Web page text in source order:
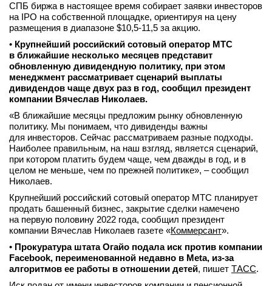
СПБ биржа в настоящее время собирает заявки инвесторов
на IPO на собственной площадке, ориентируя на цену
размещения в диапазоне $10,5-11,5 за акцию.
• Крупнейший российский сотовый оператор МТС
в ближайшие несколько месяцев представит
обновленную дивидендную политику, при этом
менеджмент рассматривает сценарий выплаты
дивидендов чаще двух раз в год, сообщил президент
компании Вячеслав Николаев.
«В ближайшие месяцы предложим рынку обновленную
политику. Мы понимаем, что дивиденды важны
для инвесторов. Сейчас рассматриваем разные подходы.
Наиболее правильным, на наш взгляд, является сценарий,
при котором платить будем чаще, чем дважды в год, и в
целом не меньше, чем по прежней политике», – сообщил
Николаев.
Крупнейший российский сотовый оператор МТС планирует
продать башенный бизнес, закрытие сделки намечено
на первую половину 2022 года, сообщил президент
компании Вячеслав Николаев газете «Коммерсант».
• Прокуратура штата Огайо подала иск против компании
Facebook, переименованной недавно в Meta, из-за
алгоритмов ее работы в отношении детей, пишет ТАСС.